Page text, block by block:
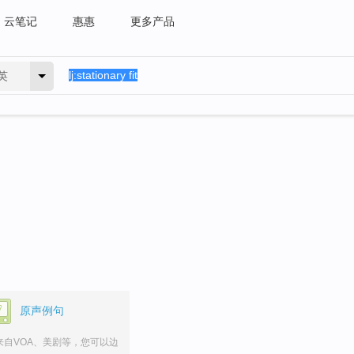
云笔记 惠惠 更多产品
原声例句
自VOA、美剧等，您可以边